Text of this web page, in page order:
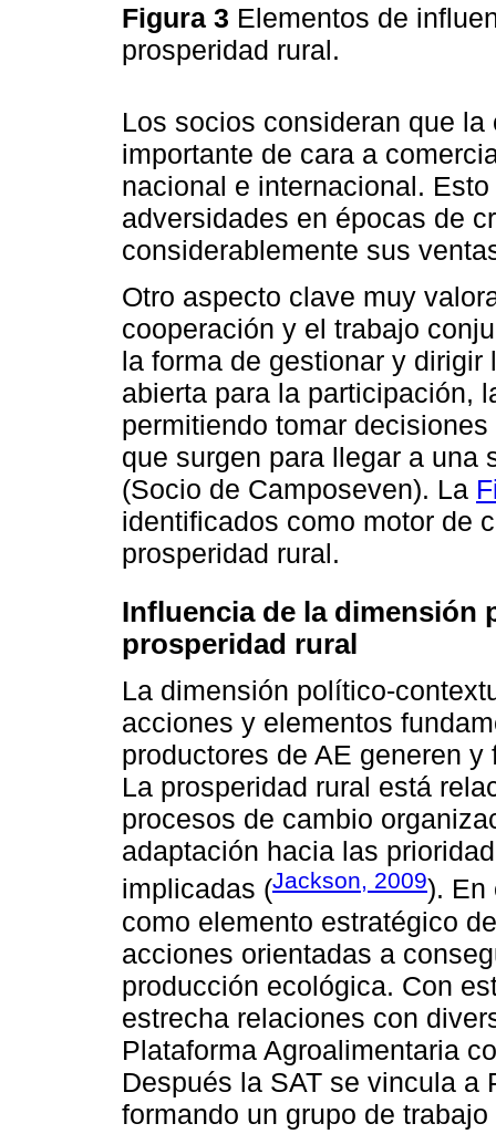
Figura 3 Elementos de
prosperidad rural.
Los socios consideran que
importante de cara a
nacional e internacional.
adversidades en épocas de
considerablemente sus
Otro aspecto clave muy
cooperación y el trabajo
la forma de gestionar y dirigir
abierta para la participación,
permitiendo tomar
que surgen para llegar a una
(Socio de Camposeven). La
identificados como motor de
prosperidad rural.
Influencia de la dimensión
prosperidad rural
La dimensión político-
acciones y elementos
productores de AE generen
La prosperidad rural está
procesos de cambio
adaptación hacia las
implicadas (Jackson, 2009). En
como elemento estratégico
acciones orientadas a
producción ecológica. Con
estrecha relaciones con
Plataforma Agroalimentaria
Después la SAT se vincula a
formando un grupo de